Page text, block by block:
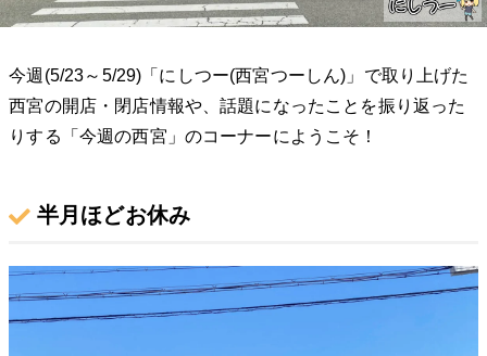
今週(5/23～5/29)「にしつー(西宮つーしん)」で取り上げた
西宮の開店・閉店情報や、話題になったことを振り返った
りする「今週の西宮」のコーナーにようこそ！
半月ほどお休み